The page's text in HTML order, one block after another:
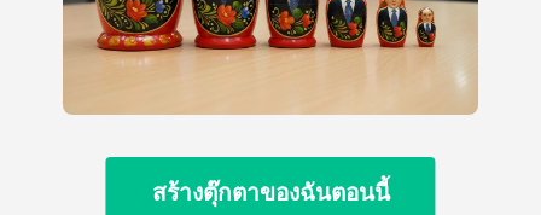
สร้างตุ๊กตาของฉันตอนนี้